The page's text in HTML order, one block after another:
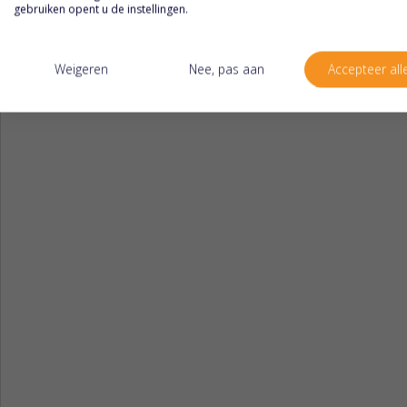
gebruiken opent u de instellingen.
Weigeren Nee, pas aan Accepteer